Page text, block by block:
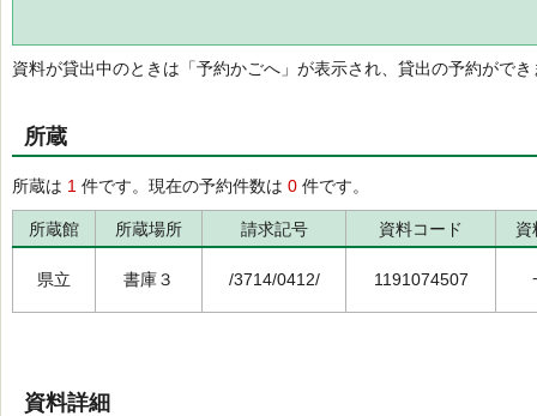
資料が貸出中のときは「予約かごへ」が表示され、貸出の予約ができ
所蔵
所蔵は 1 件です。現在の予約件数は 0 件です。
所蔵館 所蔵場所 請求記号 資料コード 資
県立 書庫３ /3714/0412/ 1191074507
資料詳細